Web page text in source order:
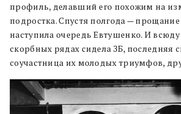
профиль, делавший его похожим на
подростка. Спустя полгода —
наступила очередь Евтушенко. И
скорбных рядах сидела ЗБ, последняя
соучастница их молодых триумфов,